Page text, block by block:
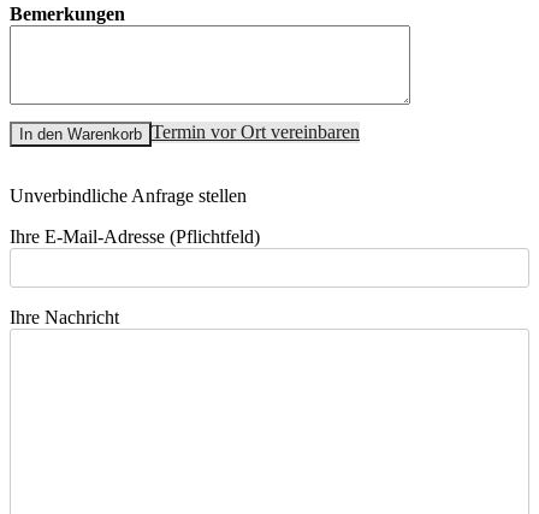
Bemerkungen
In den Warenkorb Termin vor Ort vereinbaren
Unverbindliche Anfrage stellen
Ihre E-Mail-Adresse (Pflichtfeld)
Ihre Nachricht